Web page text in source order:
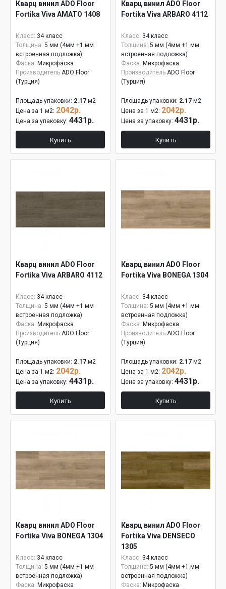
Кварц винил ADO Floor
Fortika Viva AMATO 1408
Класс: 34 класс
Толщина: 5 мм (4мм +1 мм
встроенная подложка)
Фаска: Микрофаска
Производитель ADO Floor
(Турция)
Площадь упаковки: 2.17 м2
Цена за 1 м2: 2042р.
Цена за упаковку: 4431р.
Купить
Кварц винил ADO Floor
Fortika Viva ARBARO 4112
Класс: 34 класс
Толщина: 5 мм (4мм +1 мм
встроенная подложка)
Фаска: Микрофаска
Производитель ADO Floor
(Турция)
Площадь упаковки: 2.17 м2
Цена за 1 м2: 2042р.
Цена за упаковку: 4431р.
Купить
Кварц винил ADO Floor
Fortika Viva ARBARO 4112
Класс: 34 класс
Толщина: 5 мм (4мм +1 мм
встроенная подложка)
Фаска: Микрофаска
Производитель ADO Floor
(Турция)
Площадь упаковки: 2.17 м2
Цена за 1 м2: 2042р.
Цена за упаковку: 4431р.
Купить
Кварц винил ADO Floor
Fortika Viva BONEGA 1304
Класс: 34 класс
Толщина: 5 мм (4мм +1 мм
встроенная подложка)
Фаска: Микрофаска
Производитель ADO Floor
(Турция)
Площадь упаковки: 2.17 м2
Цена за 1 м2: 2042р.
Цена за упаковку: 4431р.
Купить
Кварц винил ADO Floor
Fortika Viva BONEGA 1304
Класс: 34 класс
Толщина: 5 мм (4мм +1 мм
встроенная подложка)
Фаска: Микрофаска
Кварц винил ADO Floor
Fortika Viva DENSECO
1305
Класс: 34 класс
Толщина: 5 мм (4мм +1 мм
встроенная подложка)
Фаска: Микрофаска